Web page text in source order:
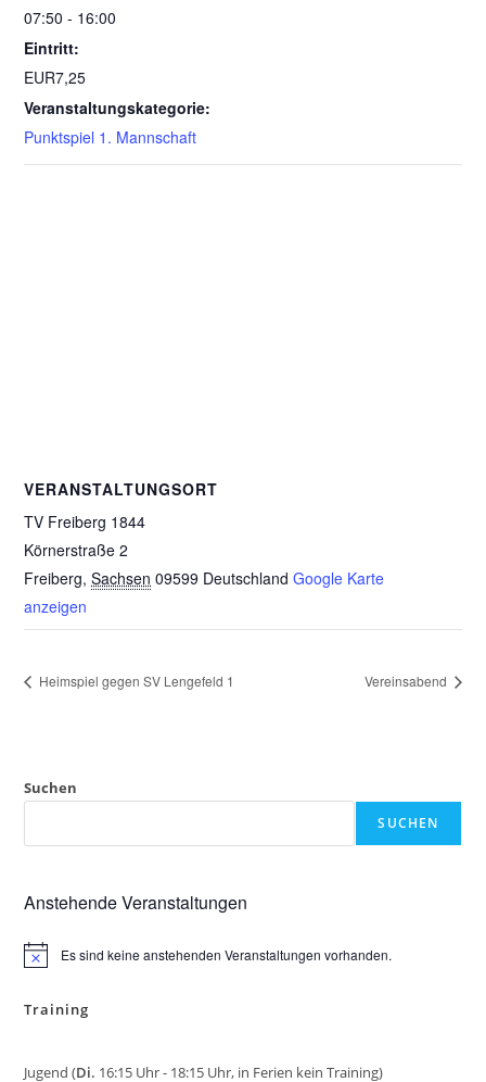
07:50 - 16:00
Eintritt:
EUR7,25
Veranstaltungskategorie:
Punktspiel 1. Mannschaft
VERANSTALTUNGSORT
TV Freiberg 1844
Körnerstraße 2
Freiberg, Sachsen 09599 Deutschland Google Karte
anzeigen
Heimspiel gegen SV Lengefeld 1 Vereinsabend
Suchen
SUCHEN
Anstehende Veranstaltungen
H
w
s
Es sind keine anstehenden Veranstaltungen vorhanden.
Training
Jugend (Di. 16:15 Uhr - 18:15 Uhr, in Ferien kein Training)